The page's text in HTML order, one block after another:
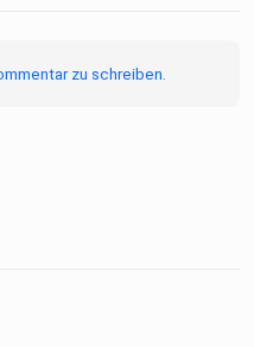
zu schreiben.